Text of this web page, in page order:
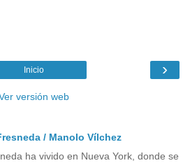
›
Inicio
versión web
/ Manolo Vílchez
ha vivido en Nueva York, donde se